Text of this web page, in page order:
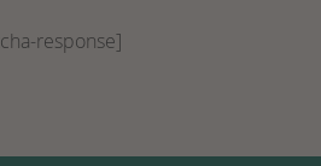
response]